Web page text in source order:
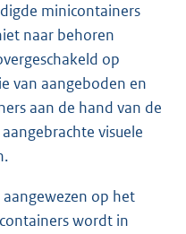
minicontainers
naar behoren
op
van aangeboden en
aan de hand van de
visuele
op het
wordt in